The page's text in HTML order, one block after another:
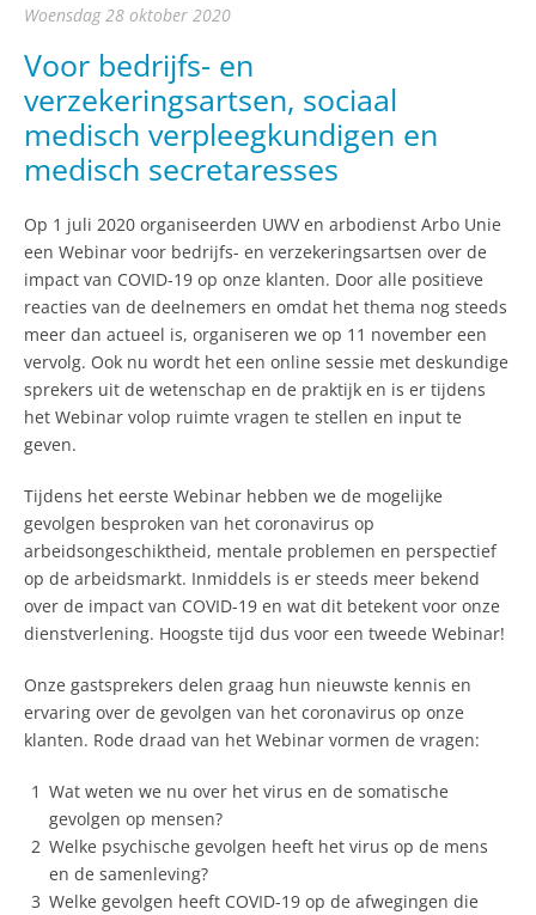
woensdag 28 oktober 2020
Voor bedrijfs- en
verzekeringsartsen, sociaal
medisch verpleegkundigen en
medisch secretaresses
Op 1 juli 2020 organiseerden UWV en arbodienst Arbo Unie
een Webinar voor bedrijfs- en verzekeringsartsen over de
impact van COVID-19 op onze klanten. Door alle positieve
reacties van de deelnemers en omdat het thema nog steeds
meer dan actueel is, organiseren we op 11 november een
vervolg. Ook nu wordt het een online sessie met deskundige
sprekers uit de wetenschap en de praktijk en is er tijdens
het Webinar volop ruimte vragen te stellen en input te
geven.
Tijdens het eerste Webinar hebben we de mogelijke
gevolgen besproken van het coronavirus op
arbeidsongeschiktheid, mentale problemen en perspectief
op de arbeidsmarkt. Inmiddels is er steeds meer bekend
over de impact van COVID-19 en wat dit betekent voor onze
dienstverlening. Hoogste tijd dus voor een tweede Webinar!
Onze gastsprekers delen graag hun nieuwste kennis en
ervaring over de gevolgen van het coronavirus op onze
klanten. Rode draad van het Webinar vormen de vragen:
Wat weten we nu over het virus en de somatische
gevolgen op mensen?
Welke psychische gevolgen heeft het virus op de mens
en de samenleving?
Welke gevolgen heeft COVID-19 op de afwegingen die